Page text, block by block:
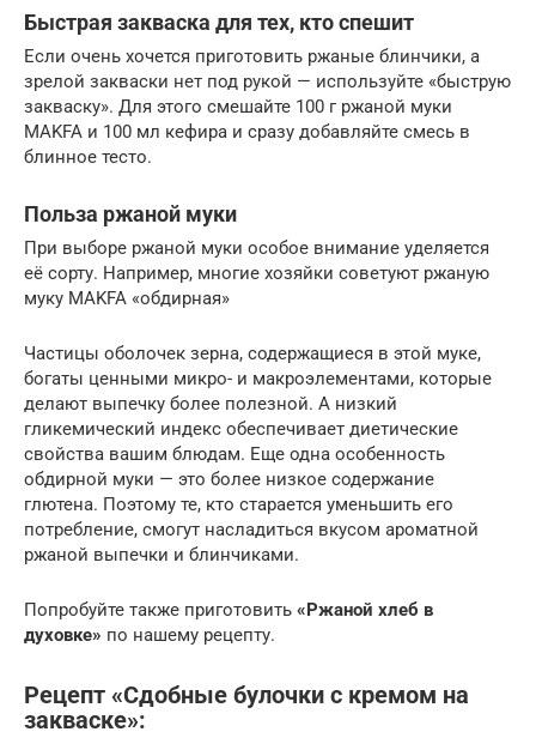
Быстрая закваска для тех, кто спешит
Если очень хочется приготовить ржаные блинчики, а
зрелой закваски нет под рукой — используйте «быструю
закваску». Для этого смешайте 100 г ржаной муки
MAKFA и 100 мл кефира и сразу добавляйте смесь в
блинное тесто.
Польза ржаной муки
При выборе ржаной муки особое внимание уделяется
её сорту. Например, многие хозяйки советуют ржаную
муку MAKFA «обдирная»
Частицы оболочек зерна, содержащиеся в этой муке,
богаты ценными микро- и макроэлементами, которые
делают выпечку более полезной. А низкий
гликемический индекс обеспечивает диетические
свойства вашим блюдам. Еще одна особенность
обдирной муки — это более низкое содержание
глютена. Поэтому те, кто старается уменьшить его
потребление, смогут насладиться вкусом ароматной
ржаной выпечки и блинчиками.
Попробуйте также приготовить «Ржаной хлеб в
духовке» по нашему рецепту.
Рецепт «Сдобные булочки с кремом на
закваске»: